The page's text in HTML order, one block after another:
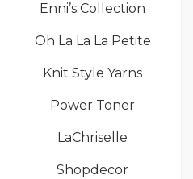
Enni’s Collection
Oh La La La Petite
Knit Style Yarns
Power Toner
LaChriselle
Shopdecor